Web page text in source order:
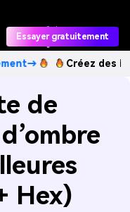
Essayer gratuitement
Créez des images IA
de
Hex)